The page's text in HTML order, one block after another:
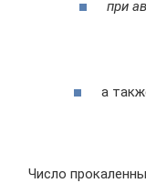
при
а
Число